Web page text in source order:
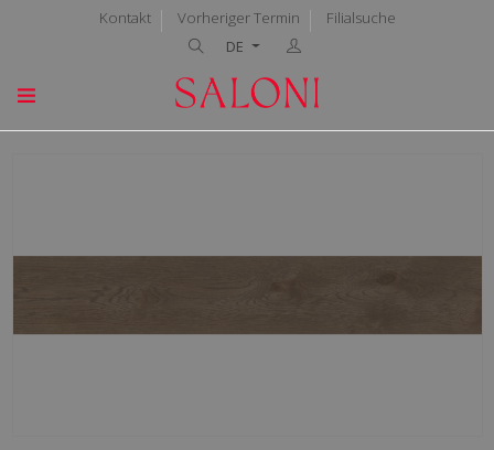
Kontakt Vorheriger Termin
Filialsuche
DE